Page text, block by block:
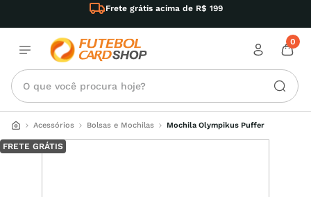
Frete grátis acima de R$ 199
0
O que você procura hoje?
Acessórios Bolsas e Mochilas Mochila Olympikus Puffer
FRETE GRÁTIS